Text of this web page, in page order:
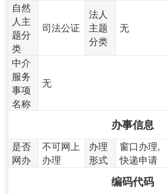
自然
人主
题分
类
司法公证
法人
主题
分类
无
中介
服务
事项
名称
无
办事信息
是否
网办
不可网上
办理
办理
形式
窗口办理,
快递申请
编码代码